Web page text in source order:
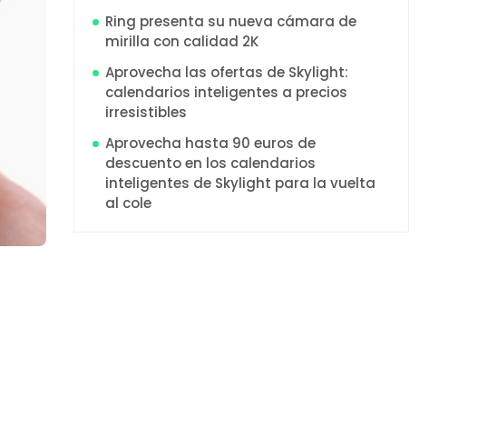
Ring presenta su nueva cámara de
mirilla con calidad 2K
Aprovecha las ofertas de Skylight:
calendarios inteligentes a precios
irresistibles
Aprovecha hasta 90 euros de
descuento en los calendarios
inteligentes de Skylight para la vuelta
al cole